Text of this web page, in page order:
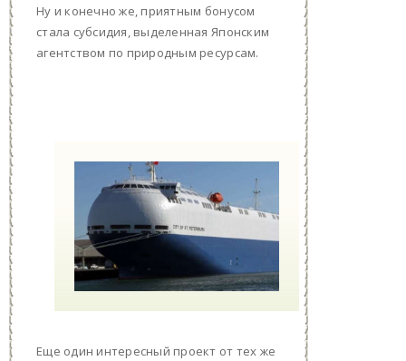
Ну и конечно же, приятным бонусом
стала субсидия, выделенная Японским
агентством по природным ресурсам.
Еще один интересный проект от тех же